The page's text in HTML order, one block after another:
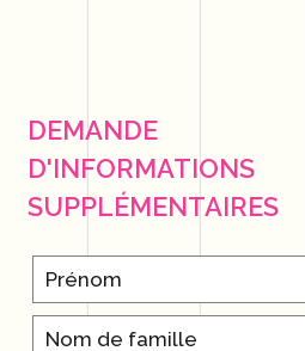
DEMANDE
D'INFORMATIONS
SUPPLÉMENTAIRES